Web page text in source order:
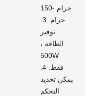
جرام -150
جرام. 3.
توفير
الطاقة ،
500W
فقط. 4.
يمكن تحديد
التحكم